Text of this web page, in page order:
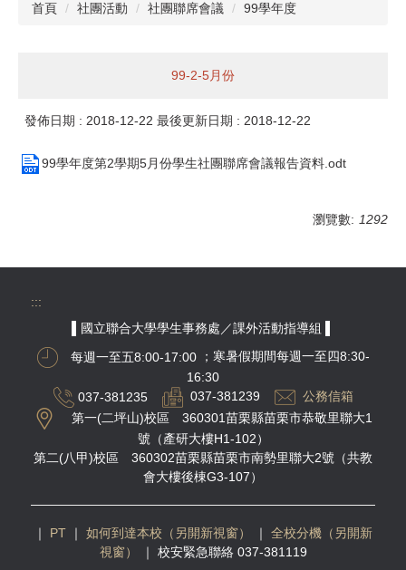
首頁 社團活動 社團聯席會議 99學年度
99-2-5月份
發佈日期 : 2018-12-22 最後更新日期 : 2018-12-22
99學年度第2學期5月份學生社團聯席會議報告資料.odt
瀏覽數: 1292
:::
▌國立聯合大學學生事務處／課外活動指導組 ▌
每週一至五8:00-17:00
；寒暑假期間每週一至四8:30-
16:30
037-381235
037-381239
公務信箱
第一(二坪山)校區 360301苗栗縣苗栗市恭敬里聯大1
號（產研大樓H1-102）
第二(八甲)校區 360302苗栗縣苗栗市南勢里聯大2號（共教
會大樓後棟G3-107）
｜ PT ｜ 如何到達本校（另開新視窗） ｜ 全校分機（另開新
視窗）
｜ 校安緊急聯絡 037-381119